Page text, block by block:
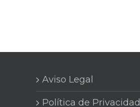
Aviso Legal
Política de Privacidad